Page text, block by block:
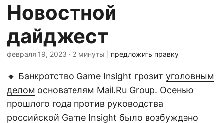
Новостной
дайджест
февраля 19, 2023 · 2 минуты | предложить правку
🔸 Банкротство Game Insight грозит уголовным
делом основателям Mail.Ru Group. Осенью
прошлого года против руководства
российской Game Insight было возбуждено